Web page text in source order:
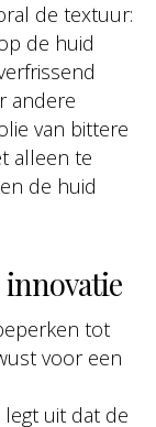
de textuur:
de huid
andere
van bittere
alleen te
de huid
tot
voor een
uit dat de